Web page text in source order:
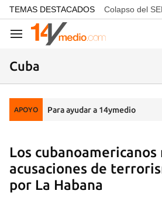
common.go-to-content
TEMAS DESTACADOS Colapso del
Navegación
Cuba
APOYO Para ayudar a 14ymedio
Los cubanoamericanos
acusaciones de
por La Habana